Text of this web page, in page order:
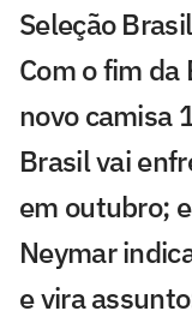
Seleção
Com o fim da
novo camisa
Brasil vai
em outubro;
Neymar
e vira